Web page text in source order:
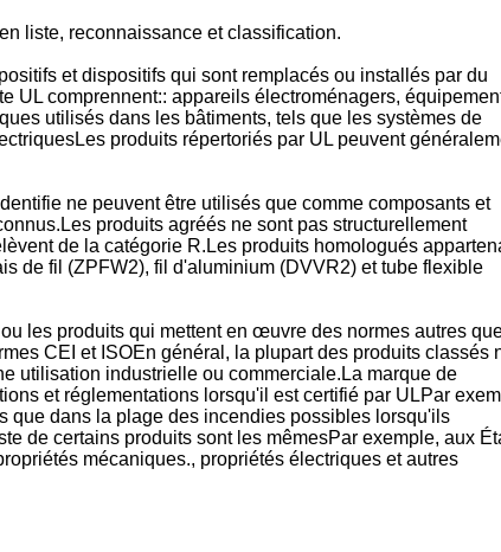
liste, reconnaissance et classification.
et dispositifs qui sont remplacés ou installés par du
UL comprennent:: appareils électroménagers,
utilisés dans les bâtiments, tels que les systèmes de
produits répertoriés par UL peuvent
ne peuvent être utilisés que comme composants et
produits agréés ne sont pas structurellement
de la catégorie R.Les produits homologués
de fil (ZPFW2), fil d'aluminium (DVVR2) et tube flexible
les produits qui mettent en œuvre des normes autres
CEI et ISOEn général, la plupart des produits classés
utilisation industrielle ou commerciale.La marque de
et réglementations lorsqu'il est certifié par ULPar
que dans la plage des incendies possibles lorsqu'ils
de certains produits sont les mêmesPar exemple, aux
mécaniques., propriétés électriques et autres